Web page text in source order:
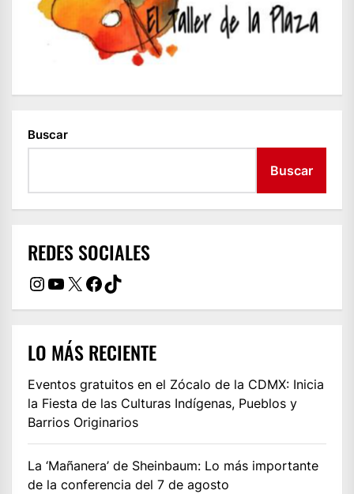
Buscar
Buscar
REDES SOCIALES
Instagram
YouTube
X Facebook
TikTok
LO MÁS RECIENTE
Eventos gratuitos en el Zócalo de la CDMX: Inicia
la Fiesta de las Culturas Indígenas, Pueblos y
Barrios Originarios
La ‘Mañanera’ de Sheinbaum: Lo más importante
de la conferencia del 7 de agosto